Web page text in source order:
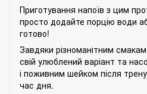
Приготування напоїв з цим
просто додайте порцію води
готово!
Завдяки різноманітним
свій улюблений варіант та
і поживним шейком після
час дня.